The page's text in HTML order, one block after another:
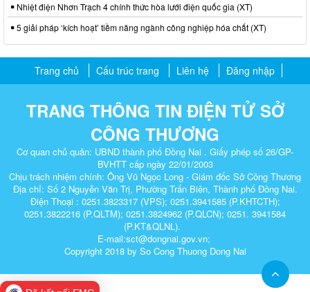
Nhiệt điện Nhơn Trạch 4 chính thức hòa lưới điện quốc gia (XT)
5 giải pháp ‘kích hoạt’ tiềm năng ngành công nghiệp hóa chất (XT)
Trang chủ Cấu trúc trang Liên hệ Đăng nhập
TRANG THÔNG TIN ĐIỆN TỬ SỞ
CÔNG THƯƠNG
Cơ quan chủ quản: UBND thành phố Đồng Nai . Giấy phép số 26/GP-
BVHTT cấp ngày 22/01/2003
Chịu trách nhiệm chính: Ông Vũ Ngọc Long - Giám đốc Sở Công Thương
Địa chỉ: Số 2 Nguyễn Văn Trị, Phường Trấn Biên, Thành phố Đồng Nai.
Điện Thoại : 0251.3823317 (VPS); 0251.3941585 (P.KHTCTH);
0251.3822216 (P.QLTM); 0251.3824962 (P.QLCN); 0251. 3941584
(P.KT&QLNL).
E-mail:sct@dongnai.gov.vn;
Copyright 2018 by So Cong Thuong Dong Nai​